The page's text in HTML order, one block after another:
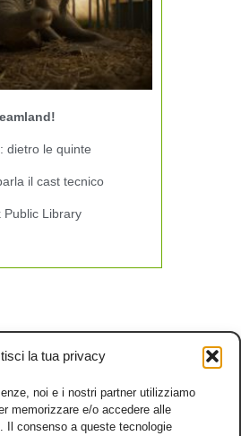
la tua privacy
noi e i nostri partner utilizziamo
memorizzare e/o accedere alle
Il consenso a queste tecnologie
dietro le quinte
il cast tecnico
Public Library